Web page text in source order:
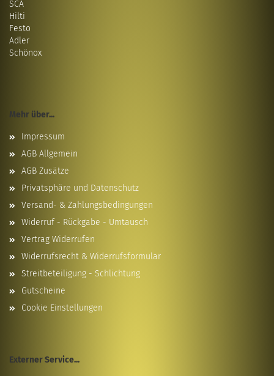
SCA
Hilti
Festo
Adler
Schönox
Mehr über...
Impressum
AGB Allgemein
AGB Zusätze
Privatsphäre und Datenschutz
Versand- & Zahlungsbedingungen
Widerruf - Rückgabe - Umtausch
Vertrag Widerrufen
Widerrufsrecht & Widerrufsformular
Streitbeteiligung - Schlichtung
Gutscheine
Cookie Einstellungen
Externer Service...